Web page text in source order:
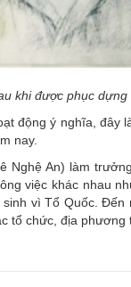
khi được phục dựng
động ý nghĩa, đây
nay.
An) làm
việc khác nhau
vì Tổ Quốc.
tổ chức, địa phương